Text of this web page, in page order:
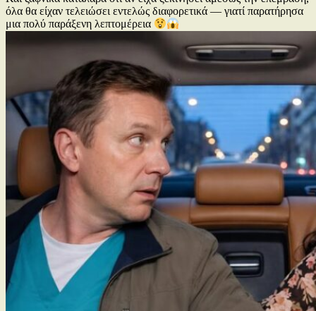
όλα θα είχαν τελειώσει εντελώς διαφορετικά — γιατί παρατήρησα
μια πολύ παράξενη λεπτομέρεια